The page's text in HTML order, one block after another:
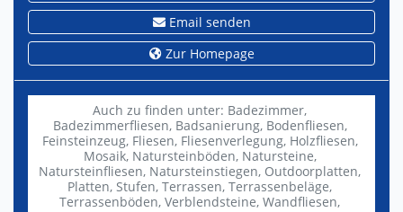
Email senden
Zur Homepage
Auch zu finden unter: Badezimmer,
Badezimmerfliesen, Badsanierung, Bodenfliesen,
Feinsteinzeug, Fliesen, Fliesenverlegung, Holzfliesen,
Mosaik, Natursteinböden, Natursteine,
Natursteinfliesen, Natursteinstiegen, Outdoorplatten,
Platten, Stufen, Terrassen, Terrassenbeläge,
Terrassenböden, Verblendsteine, Wandfliesen,